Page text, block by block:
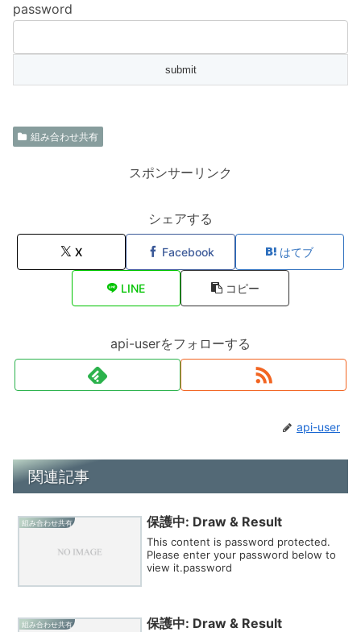
password
組み合わせ共有
スポンサーリンク
シェアする
X Facebook はてブ
LINE コピー
api-userをフォローする
api-user
関連記事
組み合わせ共有 保護中: Draw & Result
This content is password protected.
Please enter your password below to
view it.password
組み合わせ共有 保護中: Draw & Result